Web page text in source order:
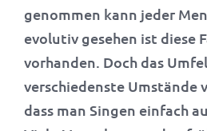
genommen kann jeder
evolutiv gesehen ist diese
vorhanden. Doch das
verschiedenste Umstände
dass man Singen einfach